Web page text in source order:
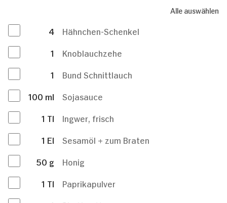
Alle auswählen
4
Hähnchen-Schenkel
1
Knoblauchzehe
1
Bund Schnittlauch
100 ml
Sojasauce
1 Tl
Ingwer, frisch
1 El
Sesamöl + zum Braten
50 g
Honig
1 Tl
Paprikapulver